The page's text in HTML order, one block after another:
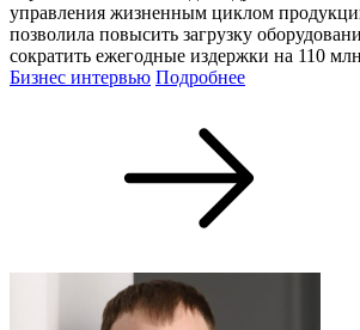
управления жизненным циклом
позволила повысить загрузку
сократить ежегодные издержки на 110
Бизнес интервью Подробнее